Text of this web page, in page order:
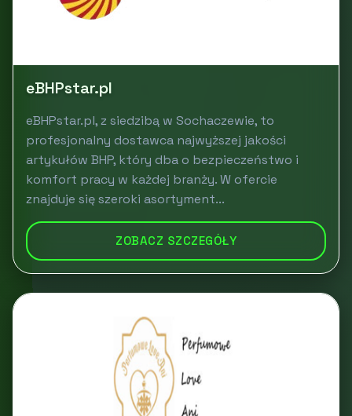
eBHPstar.pl
eBHPstar.pl, z siedzibą w Sochaczewie, to
profesjonalny dostawca najwyższej jakości
artykułów BHP, który dba o bezpieczeństwo i
komfort pracy w każdej branży. W ofercie
znajduje się szeroki asortyment...
ZOBACZ SZCZEGÓŁY